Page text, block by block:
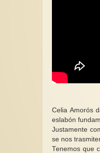
Celia Amorós
eslabón
Justamente
se nos
Tenemos que